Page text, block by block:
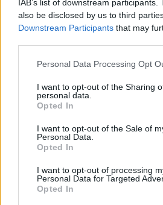
IAB’s list of downstream
also be disclosed by us to third
Downstream Participants that may
Please note that this website/app
not limited to your visit or usage
grant or deny consent to Google and
use your data for below specified
consent section.
Personal Data Processing Opt
I want to opt-out of the Sharing
personal data.
Opted In
I want to opt-out of the Sale of
Personal Data.
Opted In
I want to opt-out of processing
Personal Data for Targeted
Opted In
Σχόλια
Σχολίασε
έπαιξε στη δίκη το βίντεο
με το revenge porn